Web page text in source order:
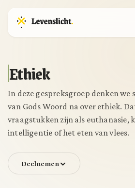
Ethiek
In deze gespreksgroep denken we
van Gods Woord na over ethiek.
vraagstukken zijn als euthanasie,
intelligentie of het eten van vlees.
Deelnemen